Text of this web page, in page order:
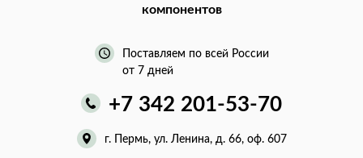
компонентов
Поставляем по всей России
от 7 дней
+7 342 201-53-70
г. Пермь, ул. Ленина, д. 66, оф. 607